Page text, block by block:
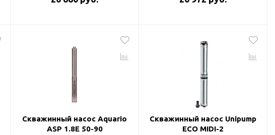
Скважинный насос Aquario
ASP 1.8Е 50-90
Скважинный насос Unipump
ECO MIDI-2